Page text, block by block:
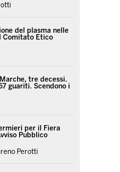
del plasma nelle
Comitato Etico
tre decessi.
guariti. Scendono i
per il Fiera
Pubblico
Perotti